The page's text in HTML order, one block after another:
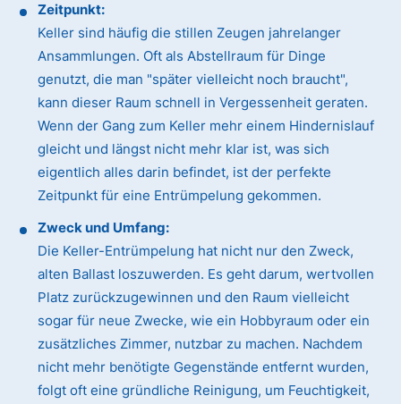
Zeitpunkt:
Keller sind häufig die stillen Zeugen jahrelanger
Ansammlungen. Oft als Abstellraum für Dinge
genutzt, die man "später vielleicht noch braucht",
kann dieser Raum schnell in Vergessenheit geraten.
Wenn der Gang zum Keller mehr einem Hindernislauf
gleicht und längst nicht mehr klar ist, was sich
eigentlich alles darin befindet, ist der perfekte
Zeitpunkt für eine Entrümpelung gekommen.
Zweck und Umfang:
Die Keller-Entrümpelung hat nicht nur den Zweck,
alten Ballast loszuwerden. Es geht darum, wertvollen
Platz zurückzugewinnen und den Raum vielleicht
sogar für neue Zwecke, wie ein Hobbyraum oder ein
zusätzliches Zimmer, nutzbar zu machen. Nachdem
nicht mehr benötigte Gegenstände entfernt wurden,
folgt oft eine gründliche Reinigung, um Feuchtigkeit,